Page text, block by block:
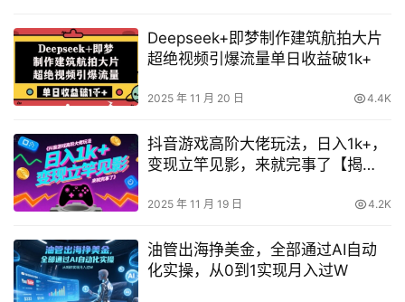
Deepseek+即梦制作建筑航拍大片
超绝视频引爆流量单日收益破1k+
2025 年 11 月 20 日 4.4K
抖音游戏高阶大佬玩法，日入1k+，
变现立竿见影，来就完事了【揭
2025 年 11 月 19 日 4.2K
油管出海挣美金，全部通过AI自动
化实操，从0到1实现月入过W